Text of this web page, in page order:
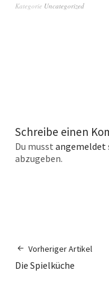
Kategorie Uncategorized
Schreibe einen
Du musst angemeldet
abzugeben.
Vorheriger Artikel
Die Spielküche